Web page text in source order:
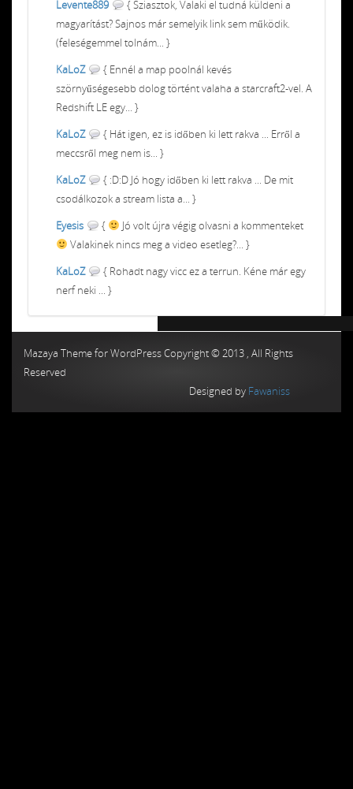
Levente889
{ Sziasztok, Valaki el tudná küldeni a
magyarítást? Sajnos már semelyik link sem működik.
(feleségemmel tolnám... }
KaLoZ
{ Ennél a map poolnál kevés
szörnyűségesebb dolog történt valaha a starcraft2-vel. A
Redshift LE egy... }
KaLoZ
{ Hát igen, ez is időben ki lett rakva ... Erről a
meccsről meg nem is... }
KaLoZ
{ :D:D Jó hogy időben ki lett rakva ... De mit
csodálkozok a stream lista a... }
Eyesis
{
Jó volt újra végig olvasni a kommenteket
Valakinek nincs meg a video esetleg?... }
KaLoZ
{ Rohadt nagy vicc ez a terrun. Kéne már egy
nerf neki ... }
Mazaya Theme for WordPress Copyright © 2013 , All Rights
Reserved
Designed by Fawaniss